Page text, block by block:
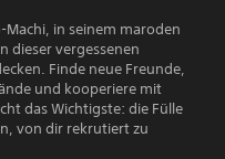
Machi, in seinem maroden
dieser vergessenen
Finde neue Freunde,
und kooperiere mit
das Wichtigste: die Fülle
von dir rekrutiert zu